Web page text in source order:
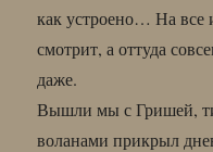
как устроено… На все
смотрит, а оттуда
даже.
Вышли мы с Гришей,
воланами прикрыл